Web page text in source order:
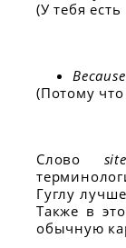
(У тебя есть
(Потому что
Слово
Гуглу
Также в
обычную